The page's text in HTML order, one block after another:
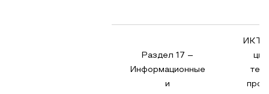
Раздел 17 –
Информационные
и
ИКТ,